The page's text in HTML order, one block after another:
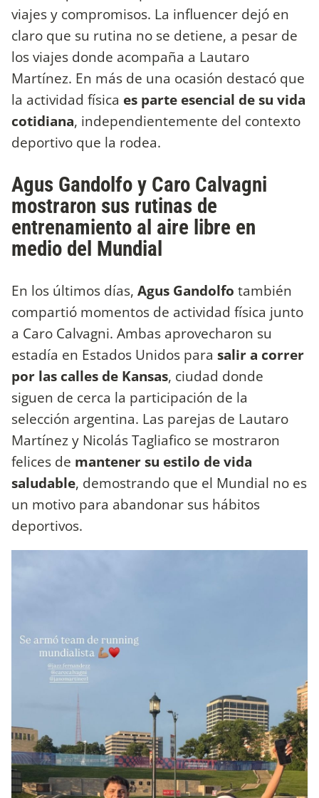
viajes y compromisos. La influencer dejó en
claro que su rutina no se detiene, a pesar de
los viajes donde acompaña a Lautaro
Martínez. En más de una ocasión destacó que
la actividad física es parte esencial de su vida
cotidiana, independientemente del contexto
deportivo que la rodea.
Agus Gandolfo y Caro Calvagni
mostraron sus rutinas de
entrenamiento al aire libre en
medio del Mundial
En los últimos días, Agus Gandolfo también
compartió momentos de actividad física junto
a Caro Calvagni. Ambas aprovecharon su
estadía en Estados Unidos para salir a correr
por las calles de Kansas, ciudad donde
siguen de cerca la participación de la
selección argentina. Las parejas de Lautaro
Martínez y Nicolás Tagliafico se mostraron
felices de mantener su estilo de vida
saludable, demostrando que el Mundial no es
un motivo para abandonar sus hábitos
deportivos.